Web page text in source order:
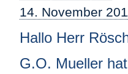
14. November
Hallo Herr
G.O. Mueller